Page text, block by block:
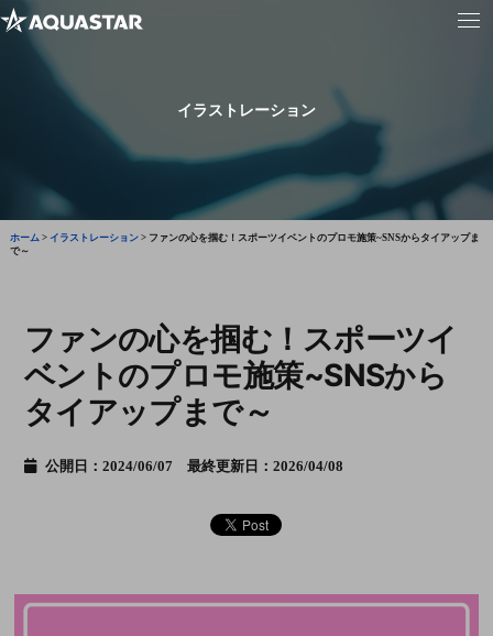
イラストレーション
ホーム> イラストレーション> ファンの心を掴む！スポーツイベントのプロモ施策~SNSからタイアップま
で～
ファンの心を掴む！スポーツイ
ベントのプロモ施策~SNSから
タイアップまで～
公開日：2024/06/07 最終更新日：2026/04/08